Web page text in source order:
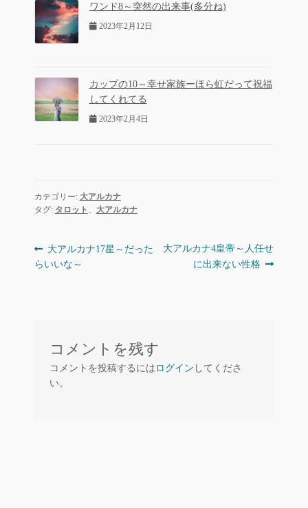
ワンド8～突然の出来事(多分ね)
2023年2月12日
カップの10～幸せ家族ーほら虹だって祝福
してくれてる
2023年2月4日
カテゴリー: 大アルカナ
タグ: タロット 大アルカナ
投
稿
ゲ
ー
シ
前
の
大アルカナ17星～だった
らいいな～
次
大アルカナ4皇帝～人任せ
に出来ない性格
コメントを残す
コメントを投稿するには ログイン してくださ
い。